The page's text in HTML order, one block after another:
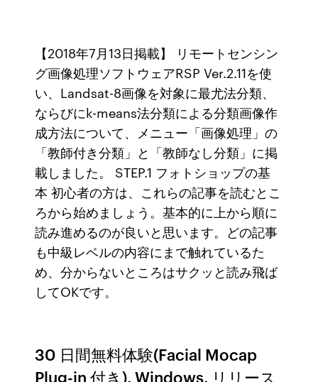
【2018年7月13日掲載】 リモートセンシン
グ画像処理ソフトウェアRSP Ver.2.11を使
い、Landsat-8画像を対象に最尤法分類、
ならびにk-means法分類による分類画像作
成方法について、メニュー「画像処理」の
「教師付き分類」と「教師なし分類」に掲
載しました。 STEP.1 フォトショップの基
本 初心者の方は、これらの記事を読むとこ
ろから始めましょう。基本的に上から順に
読み進めるのが良いと思います。どの記事
も中級レベルの内容にまで触れているた
め、分からないところはサクッと読み飛ば
してOKです。
30 日間無料体験(Facial Mocap
Plug-in 付き). Windows. リリース